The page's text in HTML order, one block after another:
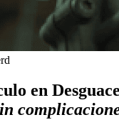
en